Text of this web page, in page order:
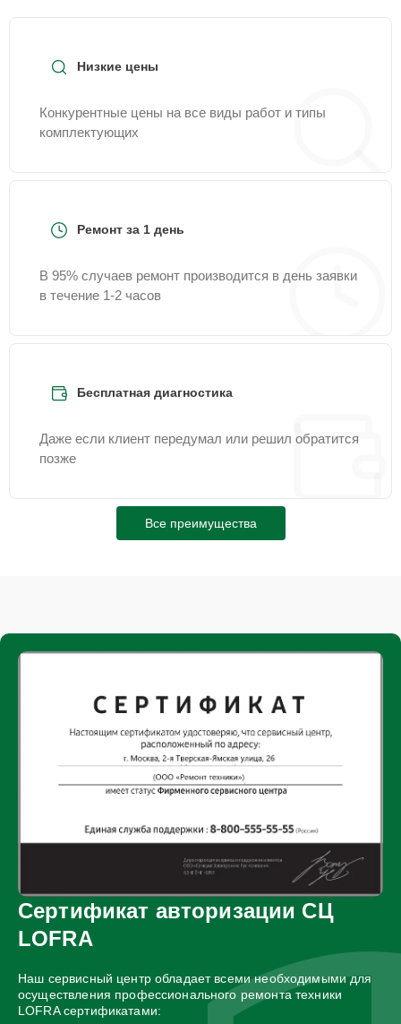
Низкие цены
Конкурентные цены на все виды работ и типы
комплектующих
Ремонт за 1 день
В 95% случаев ремонт производится в день заявки
в течение 1-2 часов
Бесплатная диагностика
Даже если клиент передумал или решил обратится
позже
Все преимущества
Сертификат авторизации СЦ
LOFRA
Наш сервисный центр обладает всеми необходимыми для
осуществления профессионального ремонта техники
LOFRA сертификатами: